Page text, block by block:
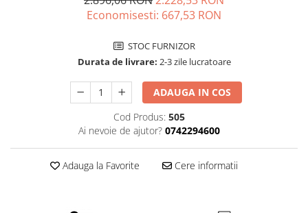
Economisesti: 667,53 RON
STOC FURNIZOR
Durata de livrare: 2-3 zile lucratoare
ADAUGA IN COS
Cod Produs: 505
Ai nevoie de ajutor? 0742294600
Adauga la Favorite Cere informatii